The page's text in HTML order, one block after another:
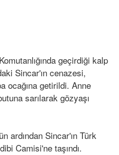
geçirdiği kalp
Sincar'ın cenazesi,
ocağına getirildi. Anne
sarılarak gözyaşı
ardından Sincar'ın Türk
Camisi'ne taşındı.